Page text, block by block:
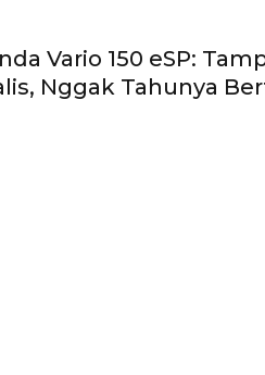
Vario 150 eSP:
Nggak Tahunya